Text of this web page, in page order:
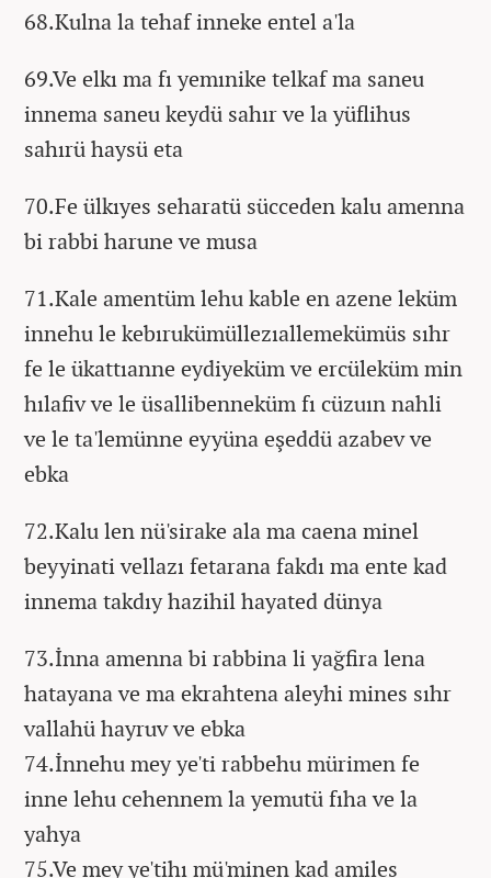
68.Kulna la tehaf inneke entel a'la
69.Ve elkı ma fı yemınike telkaf ma saneu
innema saneu keydü sahır ve la yüflihus
sahırü haysü eta
70.Fe ülkıyes seharatü sücceden kalu amenna
bi rabbi harune ve musa
71.Kale amentüm lehu kable en azene leküm
innehu le kebırukümüllezıallemekümüs sıhr
fe le ükattıanne eydiyeküm ve ercüleküm min
hılafiv ve le üsallibenneküm fı cüzuın nahli
ve le ta'lemünne eyyüna eşeddü azabev ve
ebka
72.Kalu len nü'sirake ala ma caena minel
beyyinati vellazı fetarana fakdı ma ente kad
innema takdıy hazihil hayated dünya
73.İnna amenna bi rabbina li yağfira lena
hatayana ve ma ekrahtena aleyhi mines sıhr
vallahü hayruv ve ebka
74.İnnehu mey ye'ti rabbehu mürimen fe
inne lehu cehennem la yemutü fıha ve la
yahya
75.Ve mey ye'tihı mü'minen kad amiles